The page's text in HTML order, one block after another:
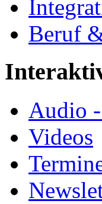
Beruf
Audio
Videos